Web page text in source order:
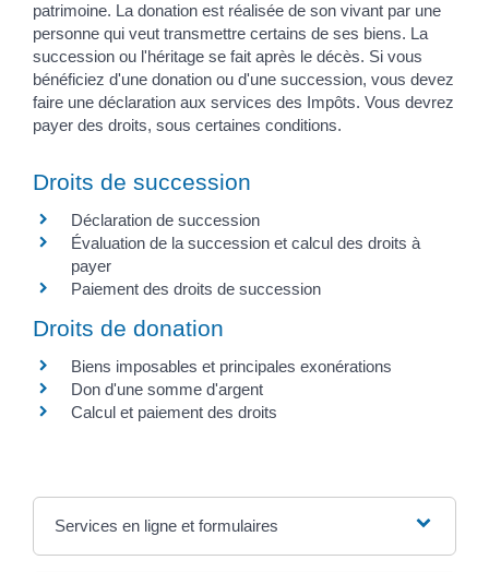
patrimoine. La donation est réalisée de son vivant par une
personne qui veut transmettre certains de ses biens. La
succession ou l'héritage se fait après le décès. Si vous
bénéficiez d'une donation ou d'une succession, vous devez
faire une déclaration aux services des Impôts. Vous devrez
payer des droits, sous certaines conditions.
Droits de succession
Déclaration de succession
Évaluation de la succession et calcul des droits à
payer
Paiement des droits de succession
Droits de donation
Biens imposables et principales exonérations
Don d'une somme d'argent
Calcul et paiement des droits
Services en ligne et formulaires